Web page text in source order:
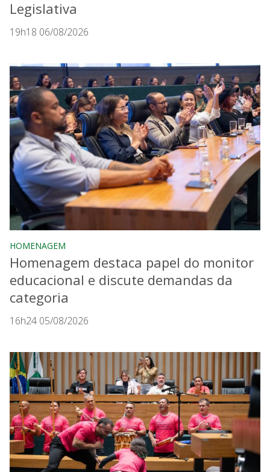
Legislativa
19h18 06/08/2026
HOMENAGEM
Homenagem destaca papel do monitor
educacional e discute demandas da
categoria
16h24 05/08/2026